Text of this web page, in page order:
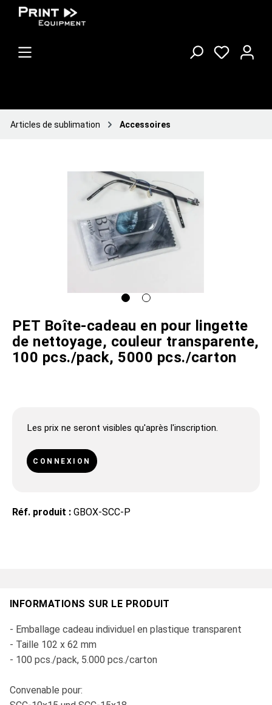
Articles de sublimation Accessoires
PET Boîte-cadeau en pour lingette
de nettoyage, couleur transparente,
100 pcs./pack, 5000 pcs./carton
Les prix ne seront visibles qu'après l'inscription.
CONNEXION
Réf. produit : GBOX-SCC-P
INFORMATIONS SUR LE PRODUIT
- Emballage cadeau individuel en plastique transparent
- Taille 102 x 62 mm
- 100 pcs./pack, 5.000 pcs./carton
Convenable pour: